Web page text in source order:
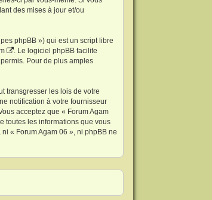
des mises à jour et/ou
phpBB ») qui est un script libre
. Le logiciel phpBB facilite
Pour de plus amples
transgresser les lois de votre
notification à votre fournisseur
acceptez que « Forum Agam
toutes les informations que vous
« Forum Agam 06 », ni phpBB ne